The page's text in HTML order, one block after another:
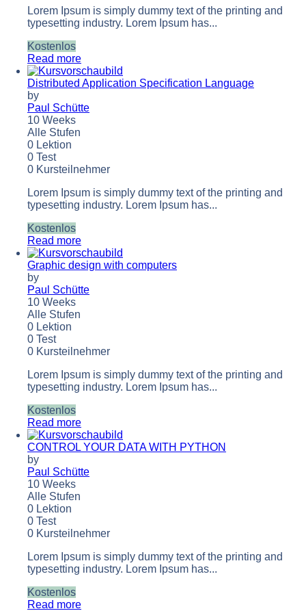
Lorem Ipsum is simply dummy text of the printing and
typesetting industry. Lorem Ipsum has...
Kostenlos
Read more
Distributed Application Specification Language
by
Paul Schütte
10 Weeks
Alle Stufen
0 Lektion
0 Test
0 Kursteilnehmer
Lorem Ipsum is simply dummy text of the printing and
typesetting industry. Lorem Ipsum has...
Kostenlos
Read more
Graphic design with computers
by
Paul Schütte
10 Weeks
Alle Stufen
0 Lektion
0 Test
0 Kursteilnehmer
Lorem Ipsum is simply dummy text of the printing and
typesetting industry. Lorem Ipsum has...
Kostenlos
Read more
CONTROL YOUR DATA WITH PYTHON
by
Paul Schütte
10 Weeks
Alle Stufen
0 Lektion
0 Test
0 Kursteilnehmer
Lorem Ipsum is simply dummy text of the printing and
typesetting industry. Lorem Ipsum has...
Kostenlos
Read more